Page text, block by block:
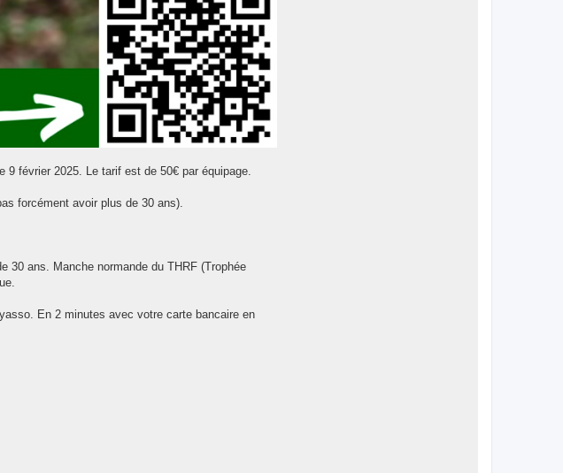
9 février 2025. Le tarif est de 50€ par équipage.
forcément avoir plus de 30 ans).
30 ans. Manche normande du THRF (Trophée
En 2 minutes avec votre carte bancaire en